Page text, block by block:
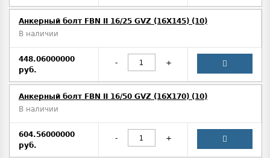
Анкерный болт FBN II 16/25 GVZ (16X145) (10)
В наличии
448.06000000
руб.
- +
Анкерный болт FBN II 16/50 GVZ (16X170) (10)
В наличии
604.56000000
руб.
- +